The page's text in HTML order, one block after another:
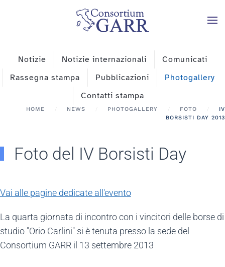
Skip to main content
Notizie Notizie internazionali
Comunicati
Rassegna stampa
Pubblicazioni
Photogallery
Contatti stampa
HOME NEWS PHOTOGALLERY FOTO
IV
BORSISTI DAY 2013
Foto del IV Borsisti Day
Vai alle pagine dedicate all'evento
La quarta giornata di incontro con i vincitori delle borse di
studio "Orio Carlini" si è tenuta presso la sede del
Consortium GARR il 13 settembre 2013